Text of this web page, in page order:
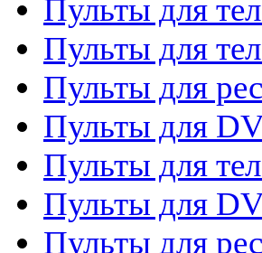
Пульты для
Пульты для
Пульты для
Пульты для
Пульты для
Пульты для
Пульты для